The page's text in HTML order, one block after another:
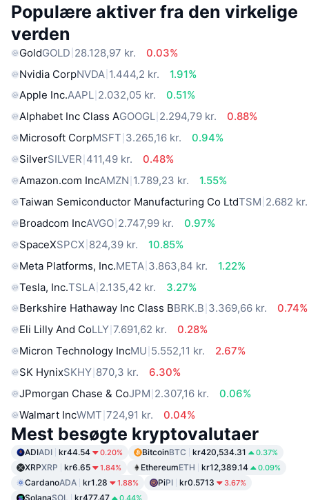
Populære aktiver fra den virkelige
verden
GoldGOLD 28.128,97 kr.
0.03%
Nvidia CorpNVDA 1.444,2 kr.
1.91%
Apple Inc.AAPL 2.032,05 kr.
0.51%
Alphabet Inc Class AGOOGL 2.294,79 kr.
0.88%
Microsoft CorpMSFT 3.265,16 kr.
0.94%
SilverSILVER 411,49 kr.
0.48%
Amazon.com IncAMZN 1.789,23 kr.
1.55%
Taiwan Semiconductor Manufacturing Co LtdTSM 2.682 kr.
Broadcom IncAVGO 2.747,99 kr.
0.97%
SpaceXSPCX 824,39 kr.
10.85%
Meta Platforms, Inc.META 3.863,84 kr.
1.22%
Tesla, Inc.TSLA 2.135,42 kr.
3.27%
Berkshire Hathaway Inc Class BBRK.B 3.369,66 kr.
0.74%
Eli Lilly And CoLLY 7.691,62 kr.
0.28%
Micron Technology IncMU 5.552,11 kr.
2.67%
SK HynixSKHY 870,3 kr.
6.30%
JPmorgan Chase & CoJPM 2.307,16 kr.
0.06%
Walmart IncWMT 724,91 kr. 0.04%
Mest besøgte kryptovalutaer
ADIADI kr44.54 0.20% BitcoinBTC kr420,534.31 0.37%
XRPXRP kr6.65 1.84% EthereumETH kr12,389.14 0.09%
CardanoADA kr1.28 1.88% PiPI kr0.5713 3.67%
SolanaSOL kr477.47 0.44%